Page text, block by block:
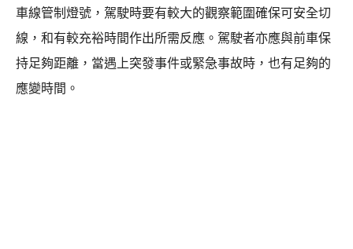
車線管制燈號，駕駛時要有較大的觀察範圍確保可安全切
線，和有較充裕時間作出所需反應。駕駛者亦應與前車保
持足夠距離，當遇上突發事件或緊急事故時，也有足夠的
應變時間。